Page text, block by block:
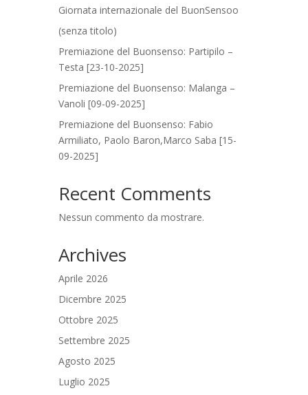
Giornata internazionale del BuonSensoo
(senza titolo)
Premiazione del Buonsenso: Partipilo –
Testa [23-10-2025]
Premiazione del Buonsenso: Malanga –
Vanoli [09-09-2025]
Premiazione del Buonsenso: Fabio
Armiliato, Paolo Baron,Marco Saba [15-
09-2025]
Recent Comments
Nessun commento da mostrare.
Archives
Aprile 2026
Dicembre 2025
Ottobre 2025
Settembre 2025
Agosto 2025
Luglio 2025